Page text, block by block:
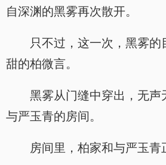
自深渊的黑雾再次散开。
只不过，这一次，黑雾
甜的柏微言。
黑雾从门缝中穿出，无声
与严玉青的房间。
房间里，柏家和与严玉青